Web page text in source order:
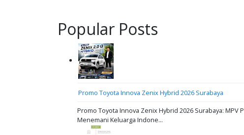
Popular Posts
Promo Toyota Innova Zenix Hybrid 2026 Surabaya
Promo Toyota Innova Zenix Hybrid 2026 Surabaya:
Menemani Keluarga Indone...